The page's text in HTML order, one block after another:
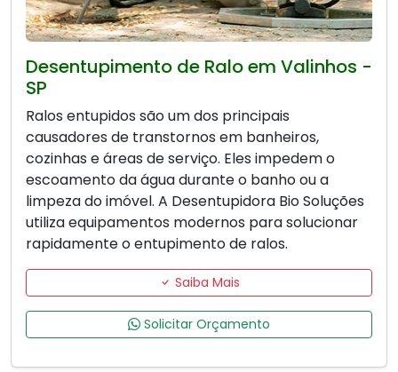
Desentupimento de Ralo em Valinhos -
SP
Ralos entupidos são um dos principais
causadores de transtornos em banheiros,
cozinhas e áreas de serviço. Eles impedem o
escoamento da água durante o banho ou a
limpeza do imóvel. A Desentupidora Bio Soluções
utiliza equipamentos modernos para solucionar
rapidamente o entupimento de ralos.
Saiba Mais
Solicitar Orçamento